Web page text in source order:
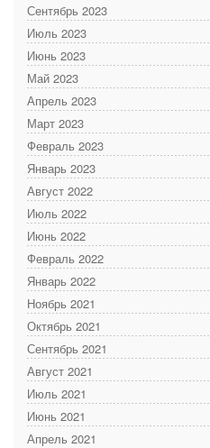
Сентябрь 2023
Июль 2023
Июнь 2023
Май 2023
Апрель 2023
Март 2023
Февраль 2023
Январь 2023
Август 2022
Июль 2022
Июнь 2022
Февраль 2022
Январь 2022
Ноябрь 2021
Октябрь 2021
Сентябрь 2021
Август 2021
Июль 2021
Июнь 2021
Апрель 2021